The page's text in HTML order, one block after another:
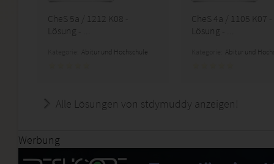
CheS 5a / 1212 K08 -
Lösung - ...
Abitur und Hochschule
CheS 4a / 1105 K07 -
Lösung - ...
Abitur und
Alle Lösungen von stdymuddy anzeigen!
Werbung